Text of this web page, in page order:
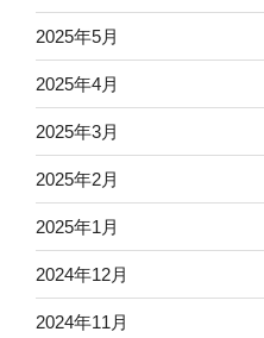
2025年5月
2025年4月
2025年3月
2025年2月
2025年1月
2024年12月
2024年11月